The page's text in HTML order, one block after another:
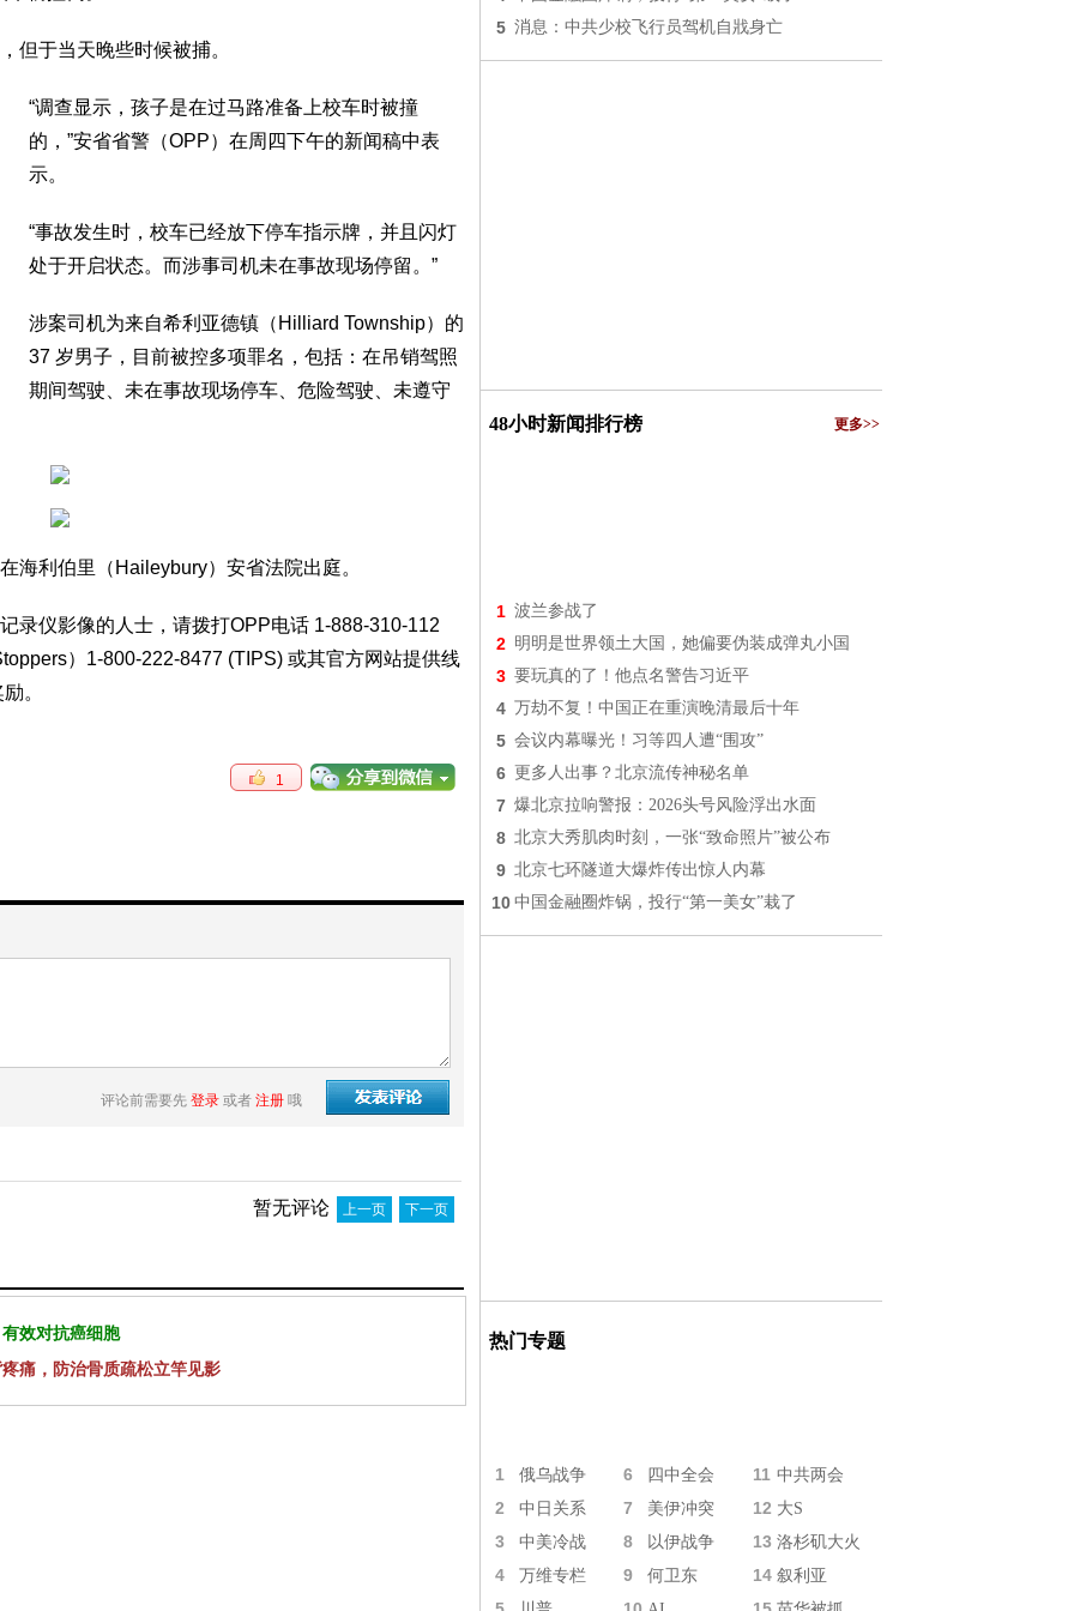
但于当天晚些时候被捕。
“调查显示，孩子是在过马路准备上校车时被撞
的，”安省省警（OPP）在周四下午的新闻稿中表
示。
“事故发生时，校车已经放下停车指示牌，并且闪灯
处于开启状态。而涉事司机未在事故现场停留。”
涉案司机为来自希利亚德镇（Hilliard Township）的
37 岁男子，目前被控多项罪名，包括：在吊销驾照
期间驾驶、未在事故现场停车、危险驾驶、未遵守
海利伯里（Haileybury）安省法院出庭。
录仪影像的人士，请拨打OPP电话 1-888-310-112
）1-800-222-8477 (TIPS) 或其官方网站提供线
。
1
评论前需要先 登录 或者 注册 哦
暂无评论 上一页 下一页
效对抗癌细胞
痛，防治骨质疏松立竿见影
5 消息：中共少校飞行员驾机自戕身亡
48小时新闻排行榜 更多>>
1 波兰参战了
2 明明是世界领土大国，她偏要伪装成弹丸小国
3 要玩真的了！他点名警告习近平
4 万劫不复！中国正在重演晚清最后十年
5 会议内幕曝光！习等四人遭“围攻”
6 更多人出事？北京流传神秘名单
7 爆北京拉响警报：2026头号风险浮出水面
8 北京大秀肌肉时刻，一张“致命照片”被公布
9 北京七环隧道大爆炸传出惊人内幕
10 中国金融圈炸锅，投行“第一美女”栽了
热门专题
1 俄乌战争 6 四中全会 11 中共两会
2 中日关系 7 美伊冲突 12 大S
3 中美冷战 8 以伊战争 13 洛杉矶大火
4 万维专栏 9 何卫东 14 叙利亚